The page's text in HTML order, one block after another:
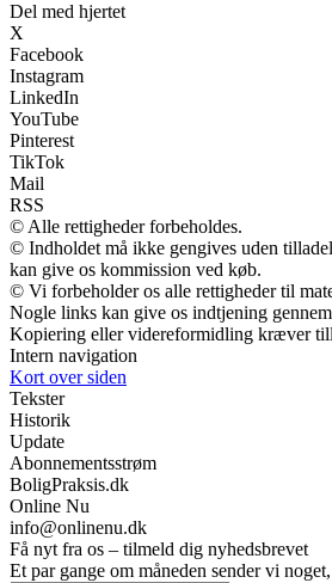
Del med hjertet
X
Facebook
Instagram
LinkedIn
YouTube
Pinterest
TikTok
Mail
RSS
© Alle rettigheder forbeholdes.
© Indholdet må ikke gengives uden
kan give os kommission ved køb.
© Vi forbeholder os alle rettigheder til
Nogle links kan give os indtjening
Kopiering eller videreformidling kræver
Intern navigation
Kort over siden
Tekster
Historik
Update
Abonnementsstrøm
BoligPraksis.dk
Online Nu
info@onlinenu.dk
Få nyt fra os – tilmeld dig nyhedsbrevet
Et par gange om måneden sender vi